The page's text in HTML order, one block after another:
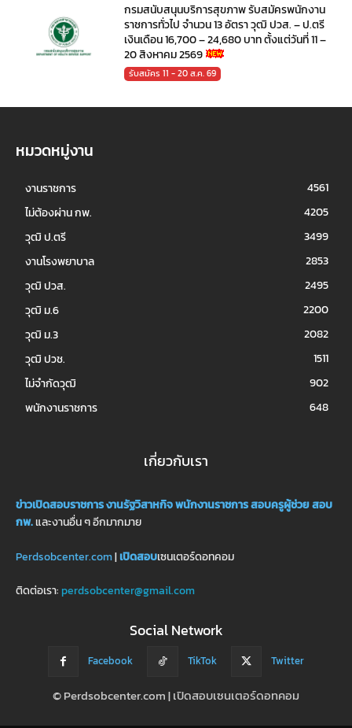
กรมสนับสนุนบริการสุขภาพ รับสมัครพนักงาน
ราชการทั่วไป จำนวน 13 อัตรา วุฒิ ปวส. – ป.ตรี
เงินเดือน 16,700 – 24,680 บาท ตั้งแต่วันที่ 11 –
20 สิงหาคม 2569
รับสมัคร 11 - 20 ส.ค. 69
หมวดหมู่งาน
งานราชการ
4561
ไม่ต้องผ่าน กพ.
4205
วุฒิ ป.ตรี
3499
งานโรงพยาบาล
2853
วุฒิ ปวส.
2495
วุฒิ ม.6
2200
วุฒิ ม.3
2082
วุฒิ ปวช.
1511
ไม่จำกัดวุฒิ
902
พนักงานราชการ
648
เกี่ยวกับเรา
ข่าวเปิดสอบราชการงานรัฐวิสาหกิจพนักงานราชการสอบครูผู้ช่วยสอบ
กพ.และงานอื่น ๆ อีกมากมาย
Perdsobcenter.com|เปิดสอบเซนเตอร์ดอทคอม
ติดต่อเรา: perdsobcenter@gmail.com
Social Network
Facebook TikTok Twitter
© Perdsobcenter.com | เปิดสอบเซนเตอร์ดอทคอม